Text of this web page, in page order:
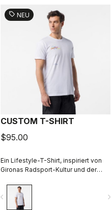
sell NEU
CUSTOM T-SHIRT
$95.00
Ein Lifestyle-T-Shirt, inspiriert von
Gironas Radsport-Kultur und der
Zusammenarbeit mit R-A/D.
navigate_before